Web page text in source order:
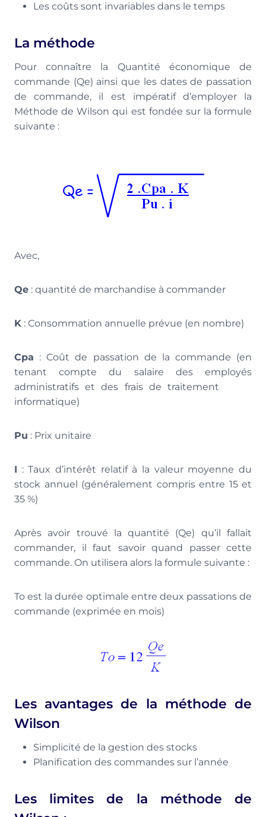
Les coûts sont invariables dans le temps
La méthode
Pour connaître la Quantité économique de
commande (Qe) ainsi que les dates de passation
de commande, il est impératif d’employer la
Méthode de Wilson qui est fondée sur la formule
suivante :
Avec,
Qe : quantité de marchandise à commander
K : Consommation annuelle prévue (en nombre)
Cpa : Coût de passation de la commande (en
tenant compte du salaire des employés
administratifs et des frais de traitement
informatique)
Pu : Prix unitaire
I : Taux d’intérêt relatif à la valeur moyenne du
stock annuel (généralement compris entre 15 et
35 %)
Après avoir trouvé la quantité (Qe) qu’il fallait
commander, il faut savoir quand passer cette
commande. On utilisera alors la formule suivante :
To est la durée optimale entre deux passations de
commande (exprimée en mois)
Les avantages de la méthode de
Wilson
Simplicité de la gestion des stocks
Planification des commandes sur l’année
Les limites de la méthode de